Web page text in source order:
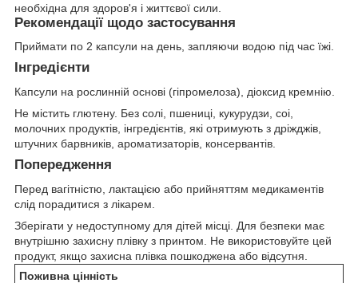
необхідна для здоров'я і життєвої сили.
Рекомендації щодо застосування
Приймати по 2 капсули на день, запляючи водою під час їжі.
Інгредієнти
Капсули на рослинній основі (гіпромелоза), діоксид кремнію.
Не містить глютену. Без солі, пшениці, кукурудзи, соі,
молочних продуктів, інгредієнтів, які отримують з дріжджів,
штучних барвників, ароматизаторів, консервантів.
Попередження
Перед вагітністю, лактацією або прийняттям медикаментів
слід порадитися з лікарем.
Зберігати у недоступному для дітей місці. Для безпеки має
внутрішню захисну плівку з принтом. Не використовуйте цей
продукт, якщо захисна плівка пошкоджена або відсутня.
Поживна цінність